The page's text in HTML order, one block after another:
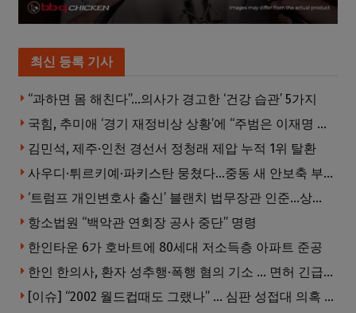
최신 등록 기사
“과하면 몸 해친다”…의사가 경고한 ‘건강 습관’ 5가지
국힘, 추미애 ‘경기 재정비상 상황’에 “주범은 이재명 전 지사”
김민석, 제주·인천 경선서 정청래 제압 누적 1위 탈환
사우디·튀르키예·파키스탄 뭉쳤다…중동 새 안보축 부상하나
‘트럼프 개인변호사 출신’ 블랜치 법무장관 인준…상원 50대49 가결
항소법원 “백악관 연회장 공사 중단” 명령
한인타운 6가 호바트에 80세대 저소득층 아파트 준공
한인 한의사, 환자 성추행·폭행 혐의 기소 … 면허 긴급정지
[이슈] “2002 월드컵때도 그랬나” … 심판 성접대 의혹 해외로 일파만파, 4강 신화까지 불똥